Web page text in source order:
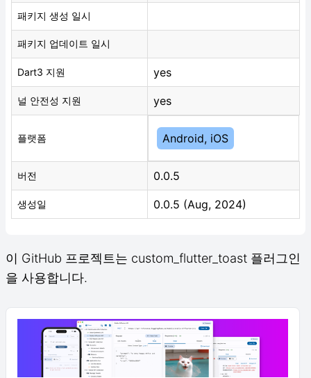
패키지 생성 일시
패키지 업데이트 일시
Dart3 지원 yes
널 안전성 지원 yes
플랫폼 Android, iOS
버전 0.0.5
생성일 0.0.5 (Aug, 2024)
이 GitHub 프로젝트는 custom_flutter_toast 플러그인
을 사용합니다.